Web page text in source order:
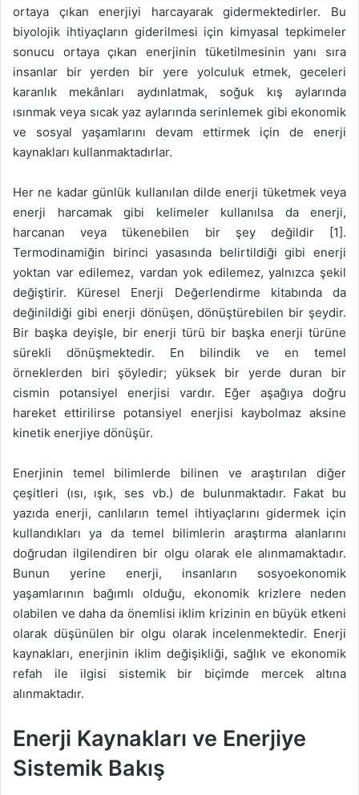
ortaya çıkan enerjiyi harcayarak gidermektedirler. Bu
biyolojik ihtiyaçların giderilmesi için kimyasal tepkimeler
sonucu ortaya çıkan enerjinin tüketilmesinin yanı sıra
insanlar bir yerden bir yere yolculuk etmek, geceleri
karanlık mekânları aydınlatmak, soğuk kış aylarında
ısınmak veya sıcak yaz aylarında serinlemek gibi ekonomik
ve sosyal yaşamlarını devam ettirmek için de enerji
kaynakları kullanmaktadırlar.
Her ne kadar günlük kullanılan dilde enerji tüketmek veya
enerji harcamak gibi kelimeler kullanılsa da enerji,
harcanan veya tükenebilen bir şey değildir [1].
Termodinamiğin birinci yasasında belirtildiği gibi enerji
yoktan var edilemez, vardan yok edilemez, yalnızca şekil
değiştirir. Küresel Enerji Değerlendirme kitabında da
değinildiği gibi enerji dönüşen, dönüştürebilen bir şeydir.
Bir başka deyişle, bir enerji türü bir başka enerji türüne
sürekli dönüşmektedir. En bilindik ve en temel
örneklerden biri şöyledir; yüksek bir yerde duran bir
cismin potansiyel enerjisi vardır. Eğer aşağıya doğru
hareket ettirilirse potansiyel enerjisi kaybolmaz aksine
kinetik enerjiye dönüşür.
Enerjinin temel bilimlerde bilinen ve araştırılan diğer
çeşitleri (ısı, ışık, ses vb.) de bulunmaktadır. Fakat bu
yazıda enerji, canlıların temel ihtiyaçlarını gidermek için
kullandıkları ya da temel bilimlerin araştırma alanlarını
doğrudan ilgilendiren bir olgu olarak ele alınmamaktadır.
Bunun yerine enerji, insanların sosyoekonomik
yaşamlarının bağımlı olduğu, ekonomik krizlere neden
olabilen ve daha da önemlisi iklim krizinin en büyük etkeni
olarak düşünülen bir olgu olarak incelenmektedir. Enerji
kaynakları, enerjinin iklim değişikliği, sağlık ve ekonomik
refah ile ilgisi sistemik bir biçimde mercek altına
alınmaktadır.
Enerji Kaynakları ve Enerjiye
Sistemik Bakış